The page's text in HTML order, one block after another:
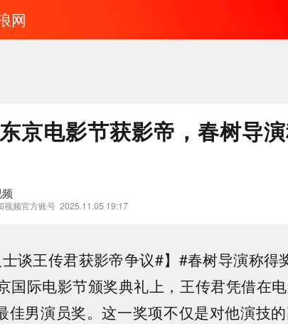
网
京电影节获影帝，春树导
视频官方账号 2025.11.05 19:17
士谈王传君获影帝争议#】#春树导演称
国际电影节颁奖典礼上，王传君凭借在
佳男演员奖。这一奖项不仅是对他演技